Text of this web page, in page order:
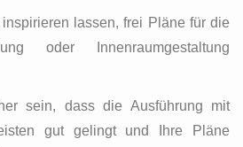
lassen, frei Pläne für die
oder Innenraumgestaltung
sein, dass die Ausführung mit
gut gelingt und Ihre Pläne